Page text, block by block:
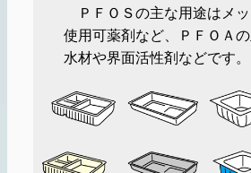
ＰＦＯＳの主な用途はメ
使用可薬剤など、ＰＦＯＡ
水材や界面活性剤などです。